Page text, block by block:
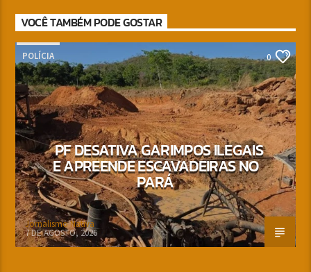
VOCÊ TAMBÉM PODE GOSTAR
POLÍCIA 0
PF DESATIVA GARIMPOS ILEGAIS
E APREENDE ESCAVADEIRAS NO
PARÁ
Jornalismo Nativa
7 DE AGOSTO, 2026